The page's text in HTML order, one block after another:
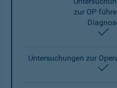
zur OP
Untersuchungen zur